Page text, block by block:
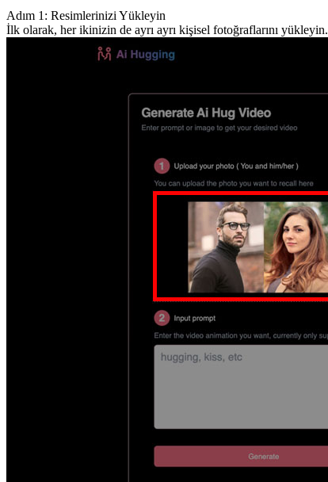
Adım 1: Resimlerinizi Yükleyin
İlk olarak, her ikinizin de ayrı ayrı kişisel fotoğraflarını yükleyin.